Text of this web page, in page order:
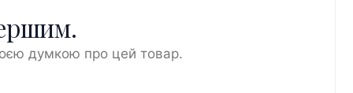
думкою про цей товар.